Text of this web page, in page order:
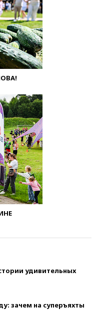
удивительных
зачем на суперъяхты